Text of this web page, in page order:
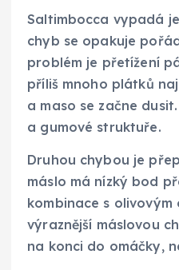
Saltimbocca vypadá
chyb se opakuje
problém je přetížení
příliš mnoho plátků
a maso se začne
a gumové struktuře.
Druhou chybou je
máslo má nízký bod
kombinace s olivovým
výraznější máslovou
na konci do omáčky,